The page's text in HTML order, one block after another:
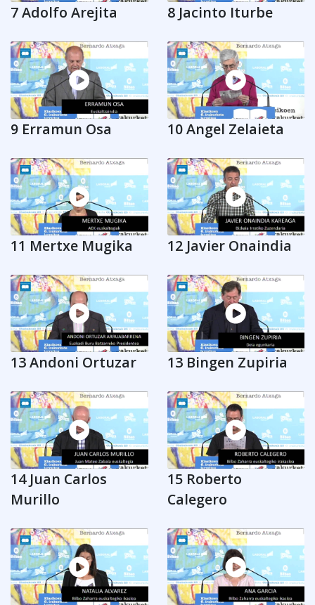
7 Adolfo Arejita 8 Jacinto Iturbe
9 Erramun Osa 10 Angel Zelaieta
11 Mertxe Mugika 12 Javier Onaindia
13 Andoni Ortuzar 13 Bingen Zupiria
14 Juan Carlos
Murillo
15 Roberto
Calegero